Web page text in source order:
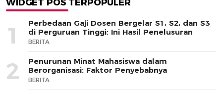
WIDGET POS TERPOPULER
1
Perbedaan Gaji Dosen Bergelar S1, S2, dan S3
di Perguruan Tinggi: Ini Hasil Penelusuran
BERITA
2
Penurunan Minat Mahasiswa dalam
Berorganisasi: Faktor Penyebabnya
BERITA